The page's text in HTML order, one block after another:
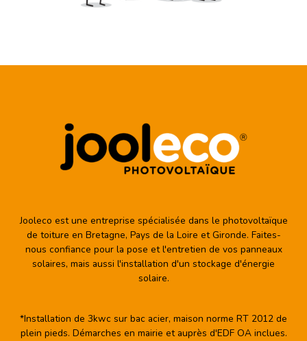
Jooleco est une entreprise spécialisée dans le photovoltaïque
de toiture en Bretagne, Pays de la Loire et Gironde. Faites-
nous confiance pour la pose et l'entretien de vos panneaux
solaires, mais aussi l'installation d'un stockage d'énergie
solaire.
*Installation de 3kwc sur bac acier, maison norme RT 2012 de
plein pieds. Démarches en mairie et auprès d'EDF OA inclues.